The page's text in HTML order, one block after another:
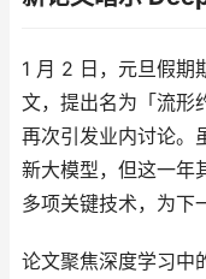
1 月 2 日，元旦假期
文，提出名为「流形
再次引发业内讨论
新大模型，但这一年
多项关键技术，为下
论文聚焦深度学习中